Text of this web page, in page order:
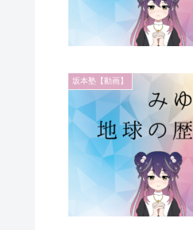
坂本塾【動画】